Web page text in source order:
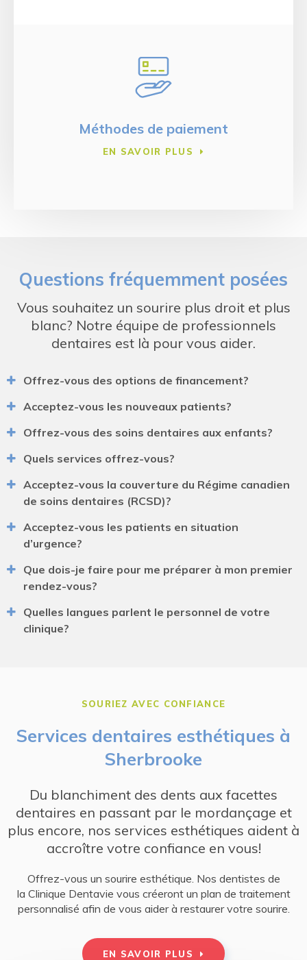
Méthodes de paiement
EN SAVOIR PLUS
Questions fréquemment posées
Vous souhaitez un sourire plus droit et plus
blanc? Notre équipe de professionnels
dentaires est là pour vous aider.
Offrez-vous des options de financement?
Acceptez-vous les nouveaux patients?
Offrez-vous des soins dentaires aux enfants?
Quels services offrez-vous?
Acceptez-vous la couverture du Régime canadien
de soins dentaires (RCSD)?
Acceptez-vous les patients en situation
d’urgence?
Que dois-je faire pour me préparer à mon premier
rendez-vous?
Quelles langues parlent le personnel de votre
clinique?
SOURIEZ AVEC CONFIANCE
Services dentaires esthétiques à
Sherbrooke
Du blanchiment des dents aux facettes
dentaires en passant par le mordançage et
plus encore, nos services esthétiques aident à
accroître votre confiance en vous!
Offrez-vous un sourire esthétique. Nos dentistes de
la Clinique Dentavie vous créeront un plan de traitement
personnalisé afin de vous aider à restaurer votre sourire.
EN SAVOIR PLUS